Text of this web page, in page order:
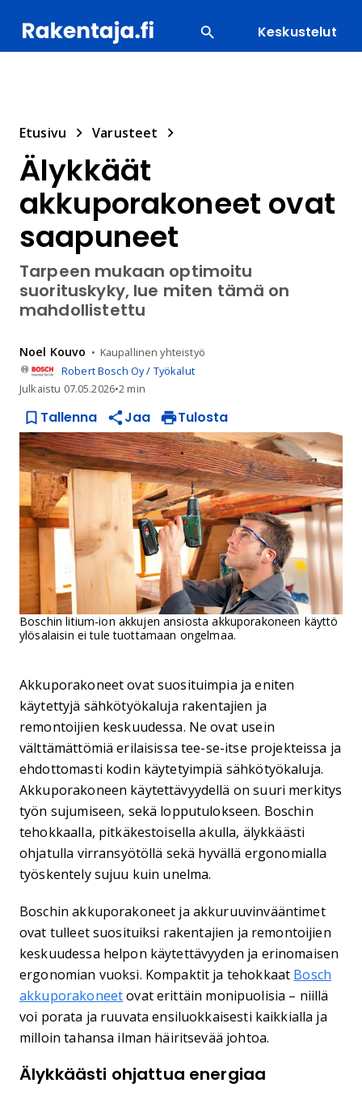
Keskustelut
Etusivu Varusteet
Älykkäät
akkuporakoneet ovat
saapuneet
Tarpeen mukaan optimoitu
suorituskyky, lue miten tämä on
mahdollistettu
Noel Kouvo
Kaupallinen yhteistyö
Robert Bosch Oy / Työkalut
Julkaistu 07.05.2026•2 min
Tallenna Jaa Tulosta
Boschin litium-ion akkujen ansiosta akkuporakoneen käyttö
ylösalaisin ei tule tuottamaan ongelmaa.
Akkuporakoneet ovat suosituimpia ja eniten
käytettyjä sähkötyökaluja rakentajien ja
remontoijien keskuudessa. Ne ovat usein
välttämättömiä erilaisissa tee-se-itse projekteissa ja
ehdottomasti kodin käytetyimpiä sähkötyökaluja.
Akkuporakoneen käytettävyydellä on suuri merkitys
työn sujumiseen, sekä lopputulokseen. Boschin
tehokkaalla, pitkäkestoisella akulla, älykkäästi
ohjatulla virransyötöllä sekä hyvällä ergonomialla
työskentely sujuu kuin unelma.
Boschin akkuporakoneet ja akkuruuvinvääntimet
ovat tulleet suosituiksi rakentajien ja remontoijien
keskuudessa helpon käytettävyyden ja erinomaisen
ergonomian vuoksi. Kompaktit ja tehokkaat Bosch
akkuporakoneetovat erittäin monipuolisia – niillä
voi porata ja ruuvata ensiluokkaisesti kaikkialla ja
milloin tahansa ilman häiritsevää johtoa.
Älykkäästi ohjattua energiaa